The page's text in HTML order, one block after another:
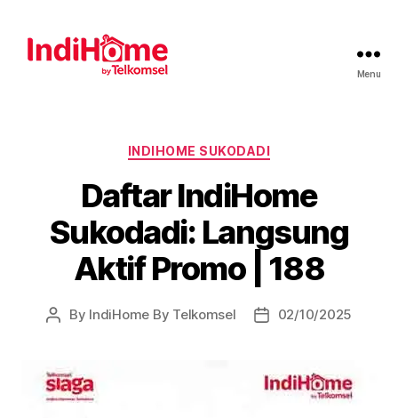
Menu
INDIHOME SUKODADI
Daftar IndiHome
Sukodadi: Langsung
Aktif Promo | 188
By IndiHome By Telkomsel 02/10/2025